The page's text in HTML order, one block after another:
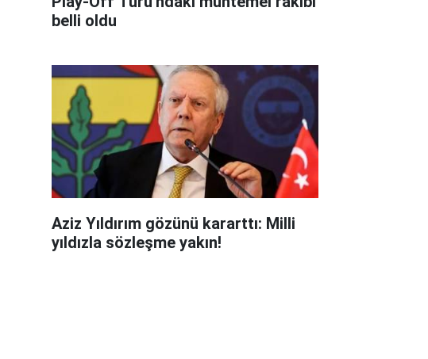
belli oldu
Aziz Yıldırım gözünü kararttı: Milli
yıldızla sözleşme yakın!